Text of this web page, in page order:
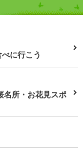
に行こう
名所・お花見スポ